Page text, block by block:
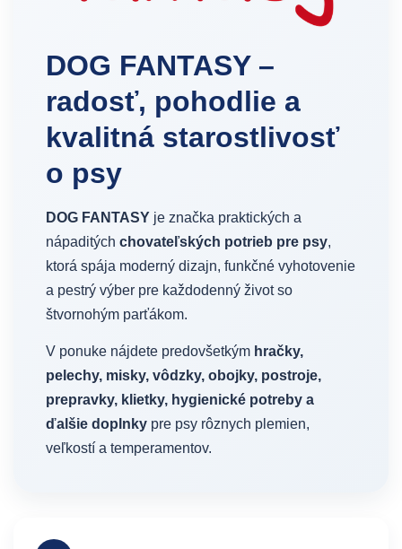
DOG FANTASY –
radosť, pohodlie a
kvalitná starostlivosť
o psy
DOG FANTASY je značka praktických a
nápaditých chovateľských potrieb pre psy,
ktorá spája moderný dizajn, funkčné vyhotovenie
a pestrý výber pre každodenný život so
štvornohým parťákom.
V ponuke nájdete predovšetkým hračky,
pelechy, misky, vôdzky, obojky, postroje,
prepravky, klietky, hygienické potreby a
ďalšie doplnky pre psy rôznych plemien,
veľkostí a temperamentov.